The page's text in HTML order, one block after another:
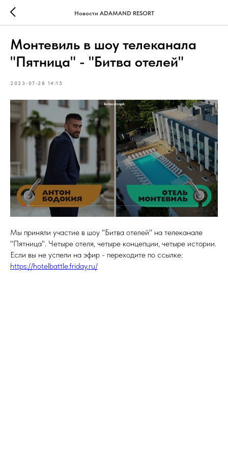
Новости ADAMAND RESORT
Монтевиль в шоу телеканала
"Пятница" - "Битва отелей"
2023-07-28 14:15
Мы приняли участие в шоу "Битва отелей" на телеканале
"Пятница". Четыре отеля, четыре концепции, четыре истории.
Если вы не успели на эфир - переходите по ссылке:
https://hotelbattle.friday.ru/